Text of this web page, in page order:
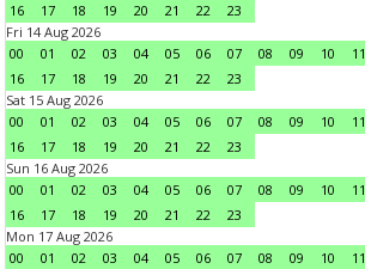
16
17 18 19 20 21 22
23
Fri 14 Aug 2026
00
01 02 03 04 05 06 07 08 09 10 11
16
17 18 19 20 21 22
23
Sat 15 Aug 2026
00
01 02 03 04 05 06 07 08 09 10 11
16
17 18 19 20 21 22
23
Sun 16 Aug 2026
00
01 02 03 04 05 06 07 08 09 10 11
16
17 18 19 20 21 22
23
Mon 17 Aug 2026
00
01 02 03 04 05 06 07 08 09 10 11